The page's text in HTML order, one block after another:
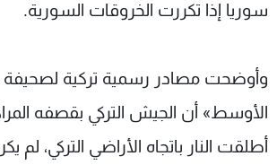
سوريا إذا تكررت الخروقات السورية.
وأوضحت مصادر رسمية تركية لصحيفة
الأوسط» أن الجيش التركي بقصفه
أطلقت النار باتجاه الأراضي التركي، لم